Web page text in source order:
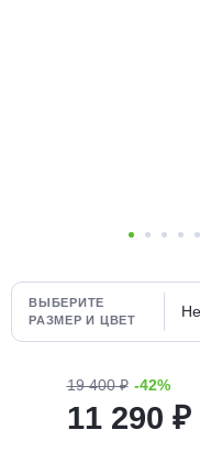
ВЫБЕРИТЕ
РАЗМЕР И ЦВЕТ
19 400 ₽ -42%
11 290 ₽
об оплате
8